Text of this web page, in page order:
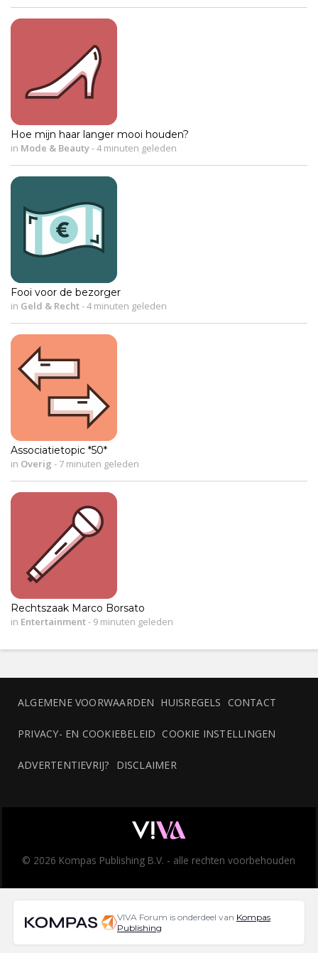
Hoe mijn haar langer mooi houden?
in Mode & Beauty-4 minuten geleden
Fooi voor de bezorger
in Geld & Recht-4 minuten geleden
Associatietopic *50*
in Overig - 7 minuten geleden
Rechtszaak Marco Borsato
in Entertainment- 9 minuten geleden
ALGEMENE VOORWAARDEN HUISREGELS CONTACT
PRIVACY- EN COOKIEBELEID COOKIE INSTELLINGEN
ADVERTENTIEVRIJ? DISCLAIMER
© 2026 Kompas Publishing B.V. - alle rechten voorbehouden
VIVA Forum is onderdeel van Kompas
Publishing